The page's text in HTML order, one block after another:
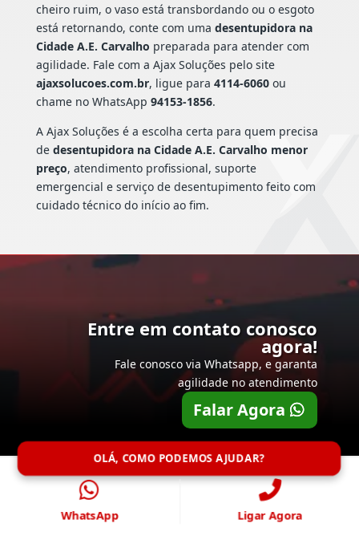
cheiro ruim, o vaso está transbordando ou o esgoto
está retornando, conte com uma desentupidora na
Cidade A.E. Carvalho preparada para atender com
agilidade. Fale com a Ajax Soluções pelo site
ajaxsolucoes.com.br, ligue para 4114-6060ou
chame no WhatsApp 94153-1856.
A Ajax Soluções é a escolha certa para quem precisa
de desentupidora na Cidade A.E. Carvalho menor
preço, atendimento profissional, suporte
emergencial e serviço de desentupimento feito com
cuidado técnico do início ao fim.
Entre em contato conosco
agora!
Fale conosco via Whatsapp, e garanta
agilidade no atendimento
Falar Agora
OLÁ, COMO PODEMOS AJUDAR?
WhatsApp Ligar Agora